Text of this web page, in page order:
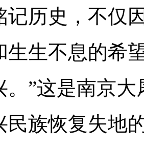
史，不仅因
生生不息的希
。”这是南京
民族恢复失地